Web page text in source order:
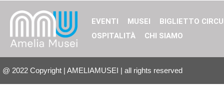
EVENTI MUSEI BIGLIETTO
OSPITALITÀ
CHI SIAMO
@ 2022 Copyright | AMELIAMUSEI | all rights reserved